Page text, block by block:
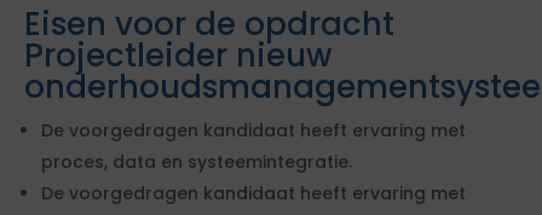
Eisen voor de opdracht
Projectleider nieuw
De voorgedragen kandidaat heeft ervaring met
proces, data en systeemintegratie.
De voorgedragen kandidaat heeft ervaring met